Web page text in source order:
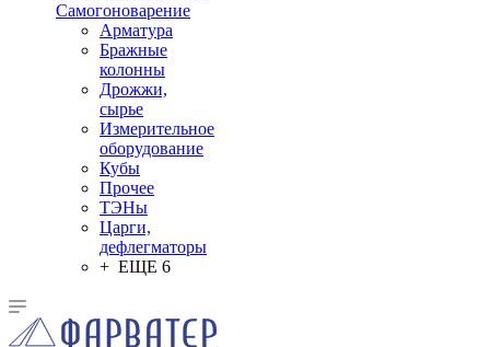
Самогоноварение
Арматура
Бражные
колонны
Дрожжи,
сырье
Измерительное
оборудование
Кубы
Прочее
ТЭНы
Царги,
дефлегматоры
+ ЕЩЕ 6